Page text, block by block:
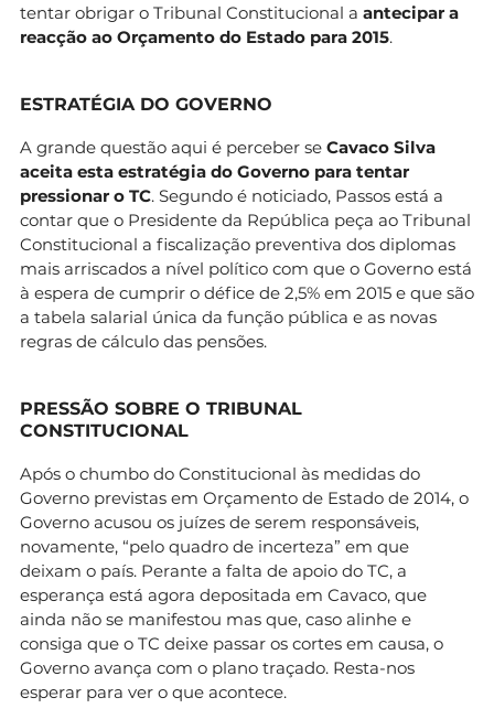
tentar obrigar o Tribunal Constitucional a antecipar a
reacção ao Orçamento do Estado para 2015.
ESTRATÉGIA DO GOVERNO
A grande questão aqui é perceber se Cavaco Silva
aceita esta estratégia do Governo para tentar
pressionar o TC. Segundo é noticiado, Passos está a
contar que o Presidente da República peça ao Tribunal
Constitucional a fiscalização preventiva dos diplomas
mais arriscados a nível político com que o Governo está
à espera de cumprir o défice de 2,5% em 2015 e que são
a tabela salarial única da função pública e as novas
regras de cálculo das pensões.
PRESSÃO SOBRE O TRIBUNAL
CONSTITUCIONAL
Após o chumbo do Constitucional às medidas do
Governo previstas em Orçamento de Estado de 2014, o
Governo acusou os juízes de serem responsáveis,
novamente, “pelo quadro de incerteza” em que
deixam o país. Perante a falta de apoio do TC, a
esperança está agora depositada em Cavaco, que
ainda não se manifestou mas que, caso alinhe e
consiga que o TC deixe passar os cortes em causa, o
Governo avança com o plano traçado. Resta-nos
esperar para ver o que acontece.